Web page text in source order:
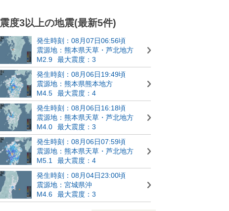
震度3以上の地震(最新5件)
発生時刻：08月07日06:56頃
震源地：熊本県天草・芦北地方
M2.9
最大震度：3
発生時刻：08月06日19:49頃
震源地：熊本県熊本地方
M4.5
最大震度：4
発生時刻：08月06日16:18頃
震源地：熊本県天草・芦北地方
M4.0
最大震度：3
発生時刻：08月06日07:59頃
震源地：熊本県天草・芦北地方
M5.1
最大震度：4
発生時刻：08月04日23:00頃
震源地：宮城県沖
M4.6
最大震度：3